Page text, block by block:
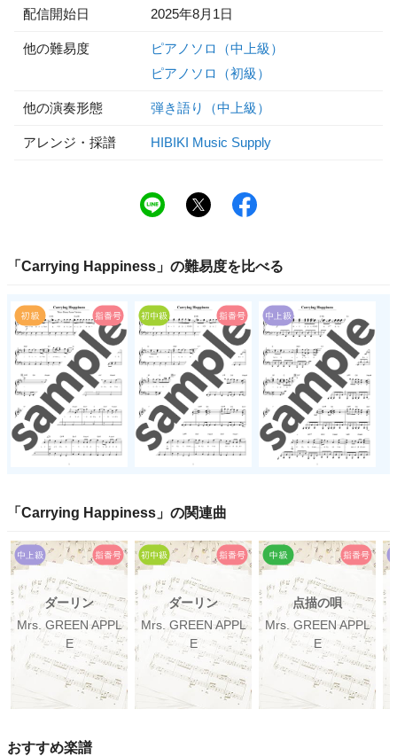
配信開始日 2025年8月1日
他の難易度
ピアノソロ（中上級）
ピアノソロ（初級）
他の演奏形態 弾き語り（中上級）
アレンジ・採譜 HIBIKI Music Supply
「 Carrying Happiness 」の難易度を比べる
「 Carrying Happiness 」の関連曲
ダーリン
Mrs. GREEN APPL
E
ダーリン
Mrs. GREEN APPL
E
点描の唄
Mrs. GREEN APPL
E
おすすめ楽譜